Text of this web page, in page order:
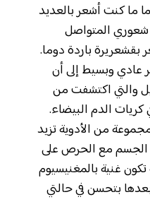
30 عام ودائما ما كنت أشعر بالعديد
شعوري المتواصل
بقشعريرة باردة دوما.
عادي وبسيط إلى أن
والتي اكتشفت من
كريات الدم البيضاء.
من الأدوية تزيد
الجسم مع الحرص على
غنية بالمغنيسيوم
بتحسن في حالتي